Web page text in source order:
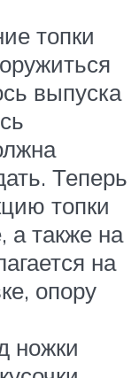
топки
выпуска
Теперь
топки
также на
на
опору
ножки